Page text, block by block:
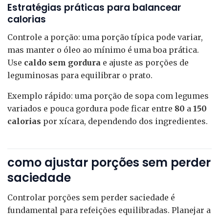
Estratégias práticas para balancear
calorias
Controle a porção: uma porção típica pode variar,
mas manter o óleo ao mínimo é uma boa prática.
Use caldo sem gordura e ajuste as porções de
leguminosas para equilibrar o prato.
Exemplo rápido: uma porção de sopa com legumes
variados e pouca gordura pode ficar entre 80 a 150
calorias por xícara, dependendo dos ingredientes.
como ajustar porções sem perder
saciedade
Controlar porções sem perder saciedade é
fundamental para refeições equilibradas. Planejar a